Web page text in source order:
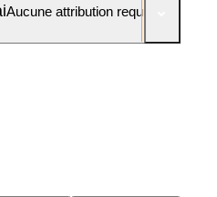
Aucune attribution requise